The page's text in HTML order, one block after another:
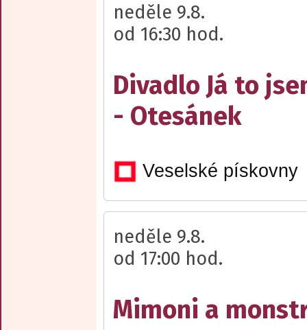
neděle 9.8.
od 16:30 hod.
Divadlo Já to
- Otesánek
Veselské pískovny
neděle 9.8.
od 17:00 hod.
Mimoni a